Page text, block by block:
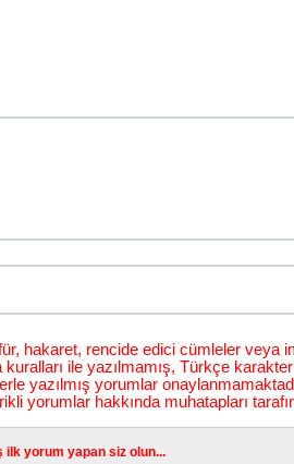
hakaret, rencide edici cümleler veya
kuralları ile yazılmamış, Türkçe
yazılmış yorumlar
yorumlar hakkında muhatapları
ilk yorum yapan siz olun...